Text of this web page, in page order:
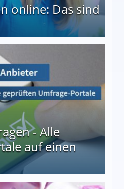
online: Das sind
- Alle
auf einen